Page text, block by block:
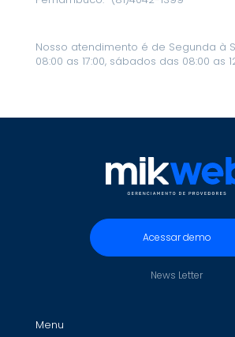
Nosso atendimento é de Segunda à
08:00 as 17:00, sábados das 08:00 as
Acessar demo
News Letter
Menu